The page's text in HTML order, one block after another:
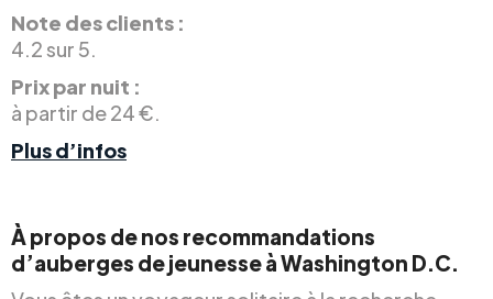
Note des clients :
4.2 sur 5.
Prix par nuit :
à partir de 24 €.
Plus d’infos
À propos de nos recommandations
d’auberges de jeunesse à Washington D.C.